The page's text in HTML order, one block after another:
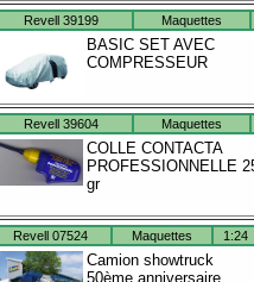
Revell 39199 Maquettes
BASIC SET AVEC
COMPRESSEUR
Revell 39604 Maquettes
COLLE CONTACTA
PROFESSIONNELLE
gr
Revell 07524 Maquettes 1:24
Camion showtruck
50ème anniversaire